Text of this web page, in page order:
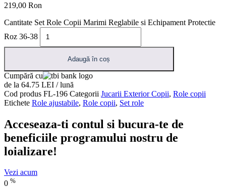
219,00 Ron
Cantitate Set Role Copii Marimi Reglabile si Echipament Protectie
Roz 36-38
Adaugă în coș
Cumpără cu
de la 64.75 LEI / lună
Cod produs FL-196 Categorii Jucarii Exterior Copii, Role copii
Etichete Role ajustabile, Role copii, Set role
Acceseaza-ti contul si bucura-te de
beneficiile programului nostru de
loializare!
Vezi acum
0 %